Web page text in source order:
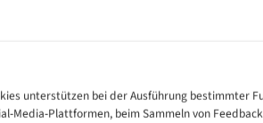
Zahnempfehlungs-Tabelle
unterstützen bei der Ausführung bestimmter
Media-Plattformen, beim Sammeln von